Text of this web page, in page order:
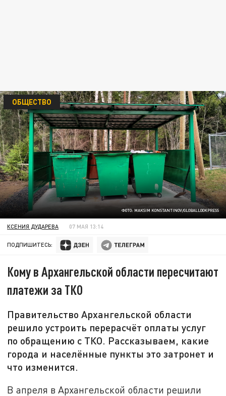
ФОТО: MAKSIM KONSTANTINOV/GLOBALLOOKPRESS
ОБЩЕСТВО
КСЕНИЯ ДУДАРЕВА 07 МАЯ 13:14
ПОДПИШИТЕСЬ:
Кому в Архангельской области пересчитают
платежи за ТКО
Правительство Архангельской области
решило устроить перерасчёт оплаты услуг
по обращению с ТКО. Рассказываем, какие
города и населённые пункты это затронет и
что изменится.
В апреля в Архангельской области решили